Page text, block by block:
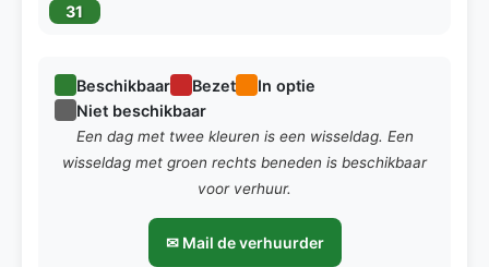
31
Beschikbaar Bezet
In optie
Niet beschikbaar
Een dag met twee kleuren is een wisseldag. Een
wisseldag met groen rechts beneden is beschikbaar
voor verhuur.
✉ Mail de verhuurder